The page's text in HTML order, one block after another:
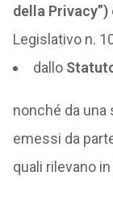
della Privacy”)
Legislativo n.
dallo
nonché da una
emessi da
quali rilevano